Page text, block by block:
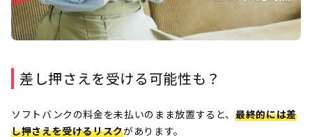
差し押さえを受ける可能性も？
ソフトバンクの料金を未払いのまま放置すると、最終的には差
し押さえを受けるリスクがあります。